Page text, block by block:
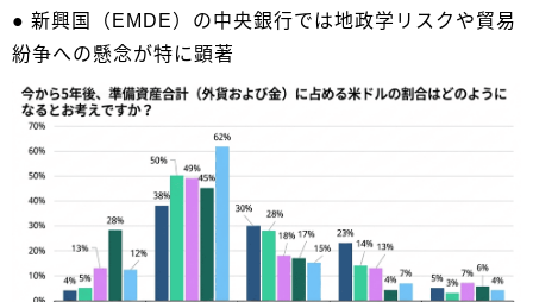
● 新興国（EMDE）の中央銀行では地政学リスクや貿易
紛争への懸念が特に顕著